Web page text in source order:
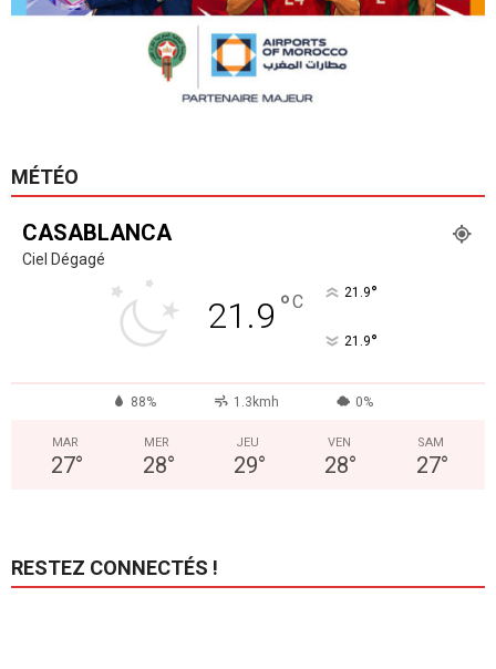
MÉTÉO
CASABLANCA
Ciel Dégagé
21.9 °C 21.9°
21.9°
88% 1.3kmh 0%
MAR
27°
MER
28°
JEU
29°
VEN
28°
SAM
27°
RESTEZ CONNECTÉS !